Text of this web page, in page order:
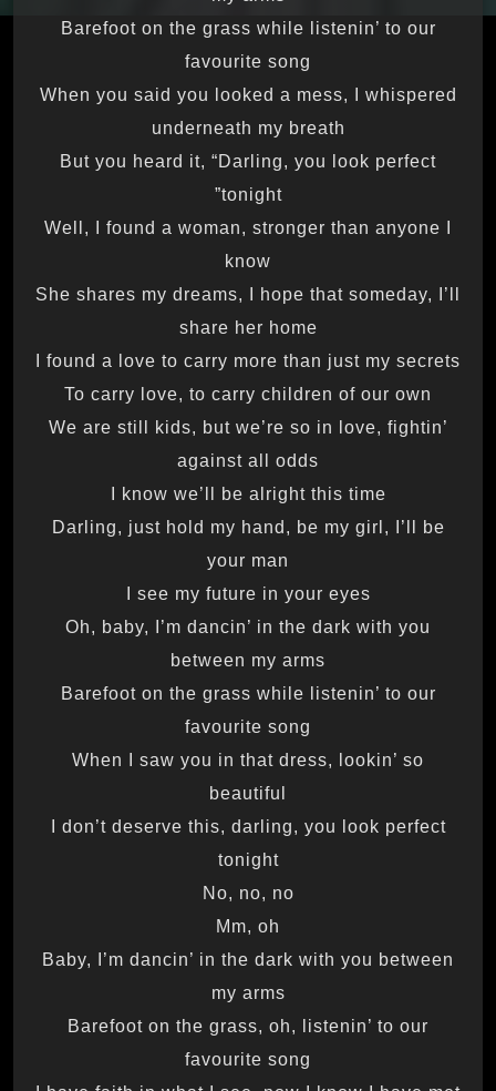
Barefoot on the grass while listenin’ to our
favourite song
When you said you looked a mess, I whispered
underneath my breath
But you heard it, “Darling, you look perfect
tonight”
Well, I found a woman, stronger than anyone I
know
She shares my dreams, I hope that someday, I’ll
share her home
I found a love to carry more than just my secrets
To carry love, to carry children of our own
We are still kids, but we’re so in love, fightin’
against all odds
I know we’ll be alright this time
Darling, just hold my hand, be my girl, I’ll be
your man
I see my future in your eyes
Oh, baby, I’m dancin’ in the dark with you
between my arms
Barefoot on the grass while listenin’ to our
favourite song
When I saw you in that dress, lookin’ so
beautiful
I don’t deserve this, darling, you look perfect
tonight
No, no, no
Mm, oh
Baby, I’m dancin’ in the dark with you between
my arms
Barefoot on the grass, oh, listenin’ to our
favourite song